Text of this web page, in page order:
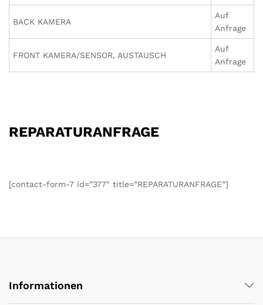
BACK KAMERA
Auf
Anfrage
FRONT KAMERA/SENSOR, AUSTAUSCH
Auf
Anfrage
REPARATURANFRAGE
[contact-form-7 id=”377″ title=”REPARATURANFRAGE”]
Informationen